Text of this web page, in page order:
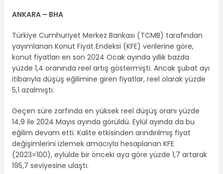
ANKARA – BHA
Türkiye Cumhuriyet Merkez Bankası (TCMB) tarafından
yayımlanan Konut Fiyat Endeksi (KFE) verilerine göre,
konut fiyatları en son 2024 Ocak ayında yıllık bazda
yüzde 1,4 oranında reel artış göstermişti. Ancak şubat ayı
itibarıyla düşüş eğilimine giren fiyatlar, reel olarak yüzde
5,1 azalmıştı.
Geçen süre zarfında en yüksek reel düşüş oranı yüzde
14,9 ile 2024 Mayıs ayında görüldü. Eylül ayında da bu
eğilim devam etti. Kalite etkisinden arındırılmış fiyat
değişimlerini izlemek amacıyla hesaplanan KFE
(2023=100), eylülde bir önceki aya göre yüzde 1,7 artarak
195,7 seviyesine ulaştı.